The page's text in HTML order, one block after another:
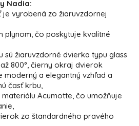
Nadia:
vyrobená zo žiaruvzdornej
plynom, čo poskytuje kvalitné
sú žiaruvzdorné dvierka typu glass
800°, čierny okraj dvierok
a elegantný vzhľad a
časť krbu,
Acumotte, čo umožňuje
zo štandardného pravého